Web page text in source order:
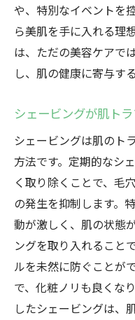
グ製品
群馬県でのシェ
な理由
特別な日の
イベント前
シェービン
群馬県のシ
由
特別な日に
心地よい空間で
もたらすリラッ
癒しの空間
リラックス
や、特別なイベントを
ら美肌を手に入れる理
は、ただの美容ケアで
し、肌の健康に寄与す
シェービングが肌ト
シェービングは肌のト
方法です。定期的なシ
く取り除くことで、毛
の発生を抑制します。
動が激しく、肌の状態
ングを取り入れること
ルを未然に防ぐことが
で、化粧ノリも良くな
したシェービングは、